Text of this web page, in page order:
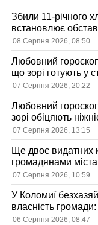
Збили 11-річного
встановлює
08 Серпня 2026, 08:50
Любовний
що зорі готують у
07 Серпня 2026, 20:22
Любовний
зорі обіцяють
07 Серпня 2026, 13:15
Ще двоє видатних
громадянами міста
07 Серпня 2026, 10:59
У Коломиї
власність
06 Серпня 2026, 08:47